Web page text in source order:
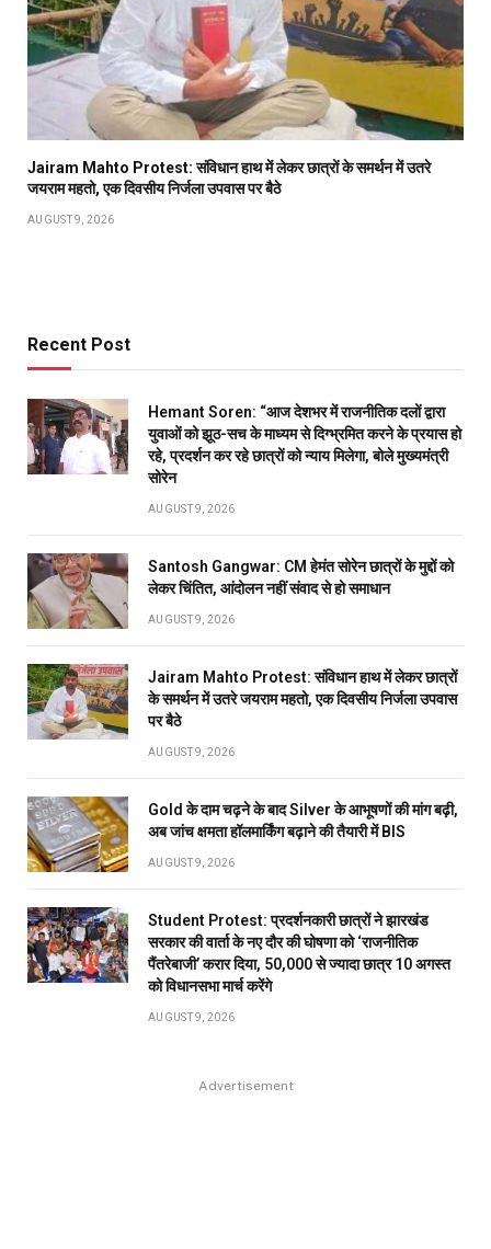
Jairam Mahto Protest: संविधान हाथ में लेकर छात्रों के समर्थन में उतरे
जयराम महतो, एक दिवसीय निर्जला उपवास पर बैठे
AUGUST 9, 2026
Recent Post
Hemant Soren: “आज देशभर में राजनीतिक दलों द्वारा
युवाओं को झूठ-सच के माध्यम से दिग्भ्रमित करने के प्रयास हो
रहे, प्रदर्शन कर रहे छात्रों को न्याय मिलेगा, बोले मुख्यमंत्री
सोरेन
AUGUST 9, 2026
Santosh Gangwar: CM हेमंत सोरेन छात्रों के मुद्दों को
लेकर चिंतित, आंदोलन नहीं संवाद से हो समाधान
AUGUST 9, 2026
Jairam Mahto Protest: संविधान हाथ में लेकर छात्रों
के समर्थन में उतरे जयराम महतो, एक दिवसीय निर्जला उपवास
पर बैठे
AUGUST 9, 2026
Gold के दाम चढ़ने के बाद Silver के आभूषणों की मांग बढ़ी,
अब जांच क्षमता हॉलमार्किंग बढ़ाने की तैयारी में BIS
AUGUST 9, 2026
Student Protest: प्रदर्शनकारी छात्रों ने झारखंड
सरकार की वार्ता के नए दौर की घोषणा को ‘राजनीतिक
पैंतरेबाजी’ करार दिया, 50,000 से ज्यादा छात्र 10 अगस्त
को विधानसभा मार्च करेंगे
AUGUST 9, 2026
Advertisement